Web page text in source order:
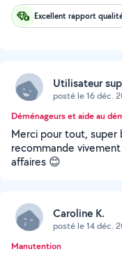
Excellent rapport
Utilisateur
posté le 16 déc.
Déménageurs et aide au
Merci pour tout, super
recommande
affaires 😊
Caroline K.
posté le 14 déc.
Manutention